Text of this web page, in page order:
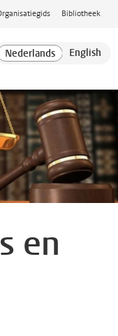
Bibliotheek
en